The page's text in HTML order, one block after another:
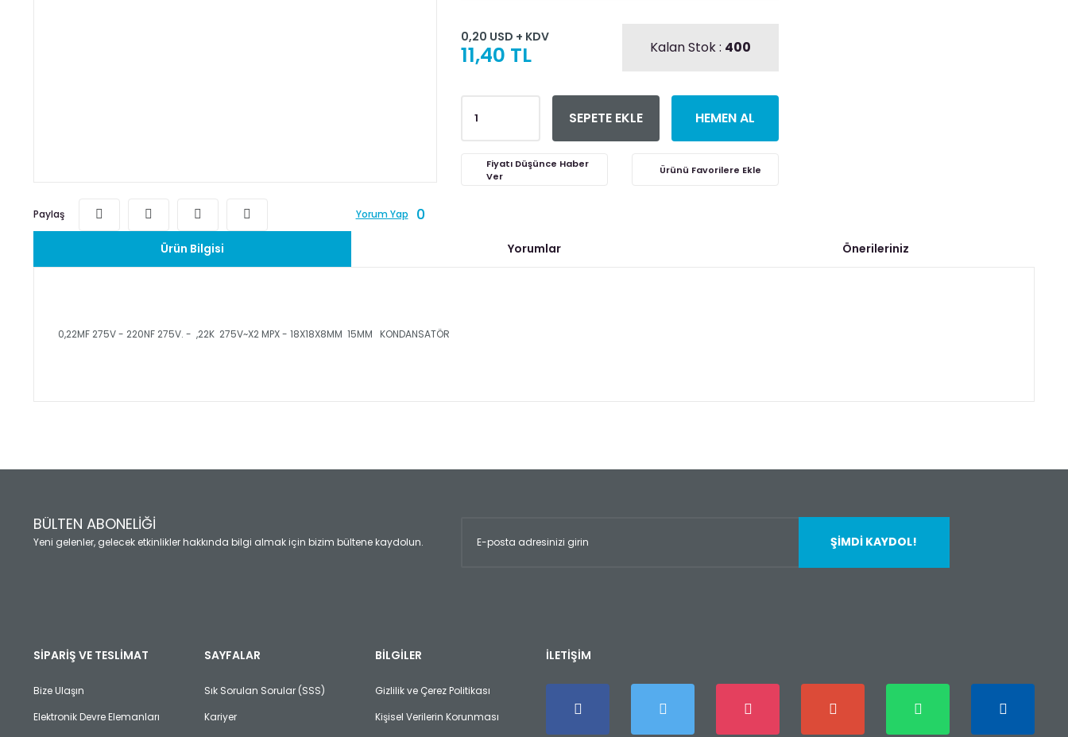
Paylaş Yorum Yap 0
0,20 USD + KDV
11,40 TL Kalan Stok : 400
SEPETE EKLE HEMEN AL
Fiyatı Düşünce Haber
Ver
Ürün Bilgisi Yorumlar Önerileriniz
0,22MF 275V - 220NF 275V. - ,22K 275V~X2 MPX - 18X18X8MM 15MM KONDANSATÖR
Yorum Yaz
Ürün açıklamasında eksik bilgiler bulunuyor.
Ürün fiyatı diğer sitelerden daha pahalı.
Bu ürüne benzer farklı alternatifler olmalı.
BÜLTEN ABONELİĞİ
Yeni gelenler, gelecek etkinlikler hakkında bilgi almak için bizim bültene kaydolun. ŞİMDİ KAYDOL!
SİPARİŞ VE TESLİMAT
Bize Ulaşın
Elektronik Devre Elemanları
SAYFALAR
Sık Sorulan Sorular (SSS)
Kariyer
BİLGİLER
Gizlilik ve Çerez Politikası
Kişisel Verilerin Korunması
İLETİŞİM